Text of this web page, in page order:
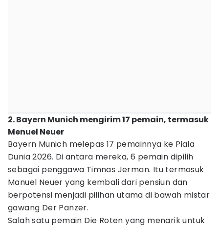
2. Bayern Munich mengirim 17 pemain, termasuk
Menuel Neuer
Bayern Munich melepas 17 pemainnya ke Piala
Dunia 2026. Di antara mereka, 6 pemain dipilih
sebagai penggawa Timnas Jerman. Itu termasuk
Manuel Neuer yang kembali dari pensiun dan
berpotensi menjadi pilihan utama di bawah mistar
gawang Der Panzer.
Salah satu pemain Die Roten yang menarik untuk